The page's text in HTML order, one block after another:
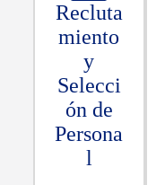
Recluta
miento
y
Selecci
ón de
Persona
l